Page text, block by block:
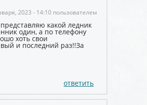
2023 - 14:10 пользователем
какой ледник
один, а по телефону
хоть свои
и последний раз!!За
ответить